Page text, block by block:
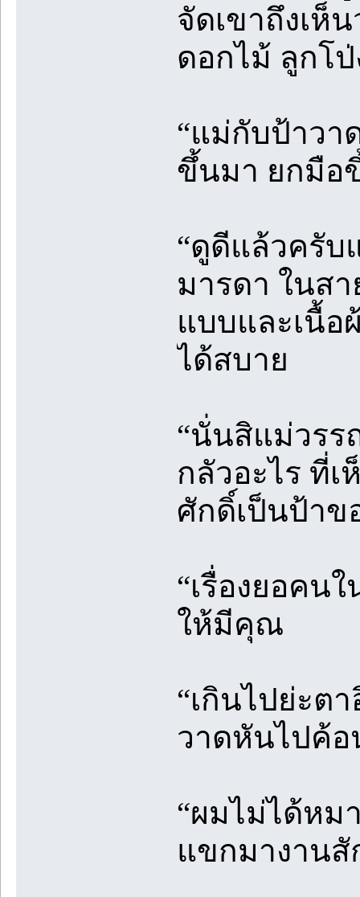
จัดเขาถึงเห็
ดอกไม้ ลูกโ
“แม่กับป้าวา
ขึ้นมา ยกมือ
“ดูดีแล้วครับ
มารดา ในส
แบบและเนื้อ
ได้สบาย
“นั่นสิแม่วรร
กลัวอะไร ที่
ศักดิ์เป็นป้า
“เรื่องยอคน
ให้มีคุณ
“เกินไปย่ะต
วาดหันไปค้อ
“ผมไม่ได้หม
แขกมางานสั